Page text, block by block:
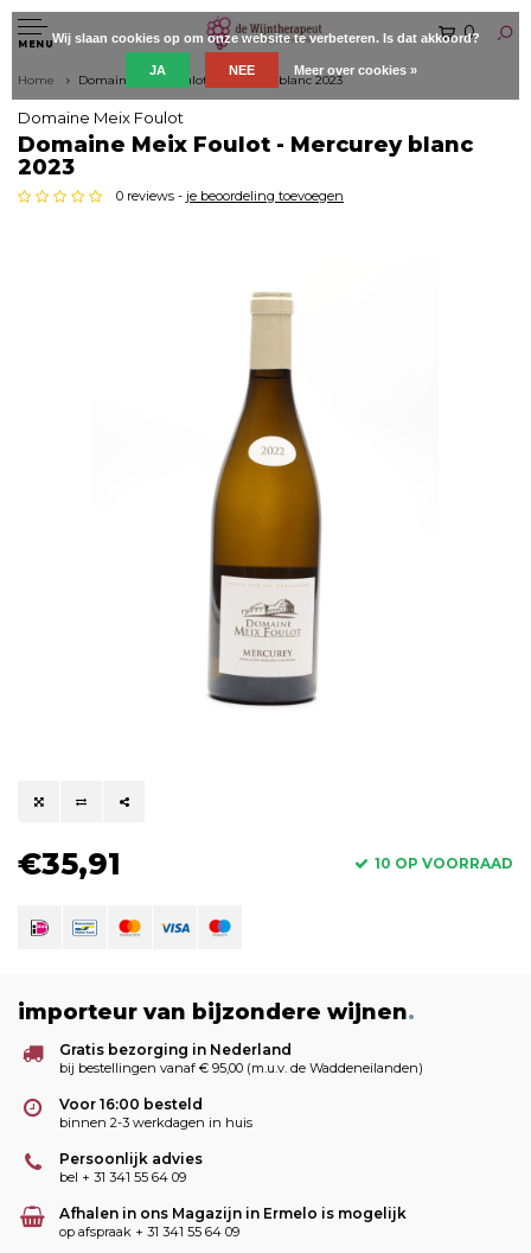
MENU
0
Home Domaine Meix Foulot - Mercurey blanc 2023
Domaine Meix Foulot
Domaine Meix Foulot - Mercurey blanc
2023
0 reviews - je beoordeling toevoegen
€35,91 10 OP VOORRAAD
importeur van bijzondere wijnen.
Gratis bezorging in Nederland
bij bestellingen vanaf € 95,00 (m.u.v. de Waddeneilanden)
Voor 16:00 besteld
binnen 2-3 werkdagen in huis
Persoonlijk advies
bel + 31 341 55 64 09
Afhalen in ons Magazijn in Ermelo is mogelijk
op afspraak + 31 341 55 64 09
Wij slaan cookies op om onze website te verbeteren. Is dat akkoord?
JA NEE Meer over cookies »